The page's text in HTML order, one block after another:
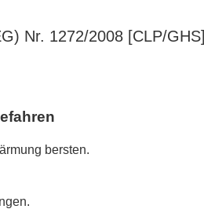
Nr. 1272/2008 [CLP/GHS]
bersten.